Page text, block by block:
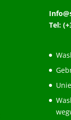
Tel: